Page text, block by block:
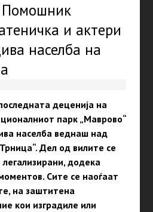
Помошник
и актери
населба на
деценија на
парк „Маврово“
населба веднаш над
Дел од вилите се
додека
Сите се наоѓаат
на заштитена
кои изградиле или